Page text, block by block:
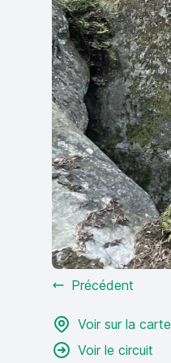
Précédent
Voir sur la carte
Voir le circuit